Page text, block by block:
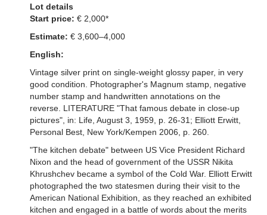
Lot details
Start price: € 2,000*
Estimate: € 3,600–4,000
English:
Vintage silver print on single-weight glossy paper, in very
good condition. Photographer's Magnum stamp, negative
number stamp and handwritten annotations on the
reverse. LITERATURE "That famous debate in close-up
pictures", in: Life, August 3, 1959, p. 26-31; Elliott Erwitt,
Personal Best, New York/Kempen 2006, p. 260.
"The kitchen debate" between US Vice President Richard
Nixon and the head of government of the USSR Nikita
Khrushchev became a symbol of the Cold War. Elliott Erwitt
photographed the two statesmen during their visit to the
American National Exhibition, as they reached an exhibited
kitchen and engaged in a battle of words about the merits